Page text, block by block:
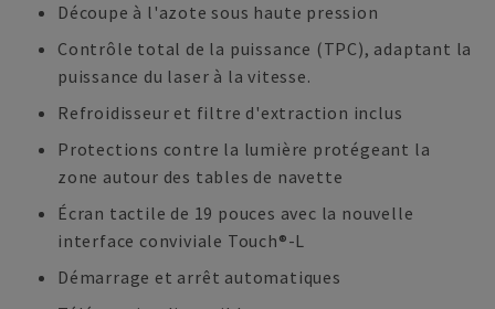
Découpe à l'azote sous haute pression
Contrôle total de la puissance (TPC), adaptant la
puissance du laser à la vitesse.
Refroidisseur et filtre d'extraction inclus
Protections contre la lumière protégeant la
zone autour des tables de navette
Écran tactile de 19 pouces avec la nouvelle
interface conviviale Touch®-L
Démarrage et arrêt automatiques